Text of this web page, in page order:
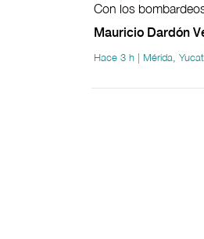
Con los
Mauricio Dardón
Hace 3 h | Mérida,